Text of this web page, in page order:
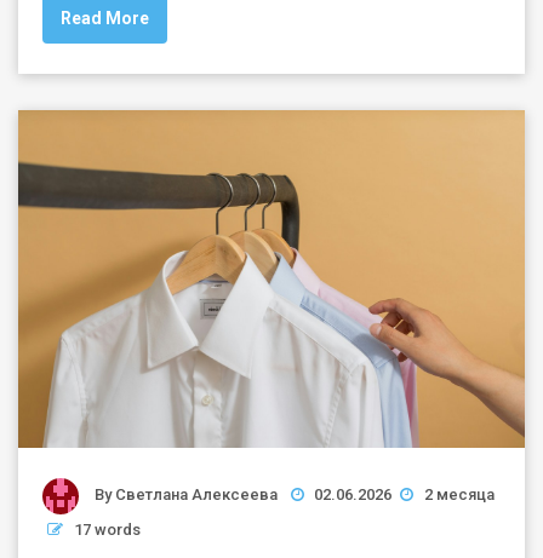
Read More
By Светлана Алексеева 02.06.2026
2 месяца
17 words